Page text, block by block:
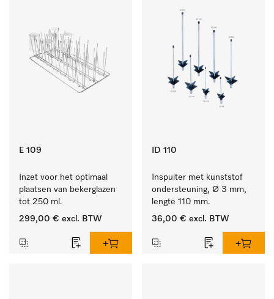
E 109
Inzet voor het optimaal
plaatsen van bekerglazen
tot 250 ml.
299,00 € excl. BTW
ID 110
Inspuiter met kunststof
ondersteuning, Ø 3 mm,
lengte 110 mm.
36,00 € excl. BTW